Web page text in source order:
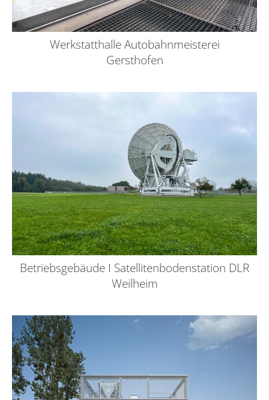
Werkstatthalle Autobahnmeisterei
Gersthofen
Betriebsgebäude I Satellitenbodenstation DLR
Weilheim